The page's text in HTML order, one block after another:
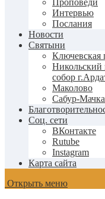
Проповеди
Интервью
Послания
Новости
Святыни
Ключевская
Никольский
собор
Маколово
Сабур-
Соц. сети
ВКонтакте
Rutube
Instagram
Карта сайта
Открыть меню